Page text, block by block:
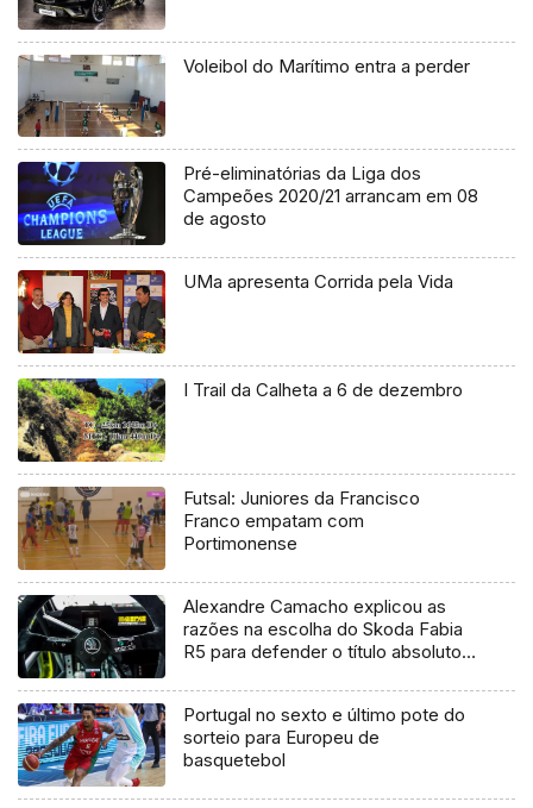
Voleibol do Marítimo entra a perder
Pré-eliminatórias da Liga dos
Campeões 2020/21 arrancam em 08
de agosto
UMa apresenta Corrida pela Vida
I Trail da Calheta a 6 de dezembro
Futsal: Juniores da Francisco
Franco empatam com
Portimonense
Alexandre Camacho explicou as
razões na escolha do Skoda Fabia
R5 para defender o título absoluto
Portugal no sexto e último pote do
sorteio para Europeu de
basquetebol